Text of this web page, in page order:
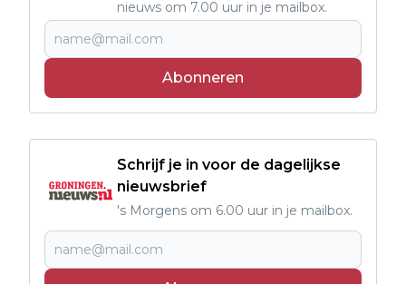
nieuws om 7.00 uur in je mailbox.
Abonneren
Schrijf je in voor de dagelijkse
nieuwsbrief
's Morgens om 6.00 uur in je mailbox.